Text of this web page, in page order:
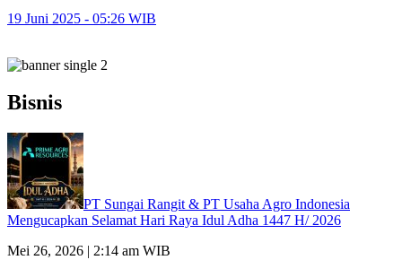
19 Juni 2025 - 05:26 WIB
Bisnis
PT Sungai Rangit & PT Usaha Agro Indonesia
Mengucapkan Selamat Hari Raya Idul Adha 1447 H/ 2026
Mei 26, 2026 | 2:14 am WIB